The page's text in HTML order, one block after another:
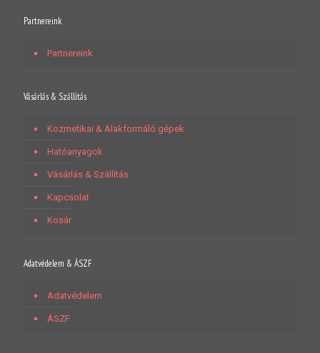
Partnereink
Partnereink
Vásárlás & Szállítás
Kozmetikai & Alakformáló gépek
Hatóanyagok
Vásárlás & Szállítás
Kapcsolat
Kosár
Adatvédelem & ÁSZF
Adatvédelem
ÁSZF